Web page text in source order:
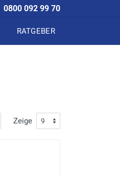
0800 092 99 70
RATGEBER
Zeige